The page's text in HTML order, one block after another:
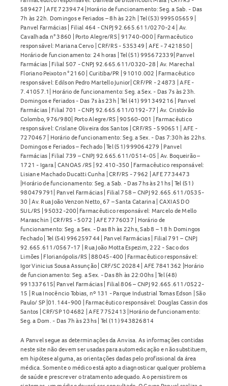
589427 | AFE 7239474 |Horário de funcionamento: Seg. a Sab. - Das
7h às 22h. Domingos e Feriados – 8h às 22h | Tel (53) 999505659 |
Panvel Farmácias | Filial 464 - CNPJ 92.665.611/0270-24 | Av.
Cavalhada n° 3860 | Porto Alegre/RS | 91740-000 | Farmacêutico
responsável: Mariana Cervo | CRF/RS - 535349 | AFE - 7421850 |
Horário de funcionamento: 24 horas | Tel (51) 995672339| Panvel
Farmácias | Filial 507 - CNPJ 92.665.611/0320-28 | Av. Marechal
Floriano Peixoto n° 2160 | Curitiba/PR | 91010.002 | Farmacêutico
responsável: Edilson Pedro Martello Junior| CRF/PR - 24873 | AFE -
7.41057.1| Horário de funcionamento: Seg. a Sex. - Das 7s às 23h.
Domingos e Feriados - Das 7s às 23h | Tel (41) 991349216 | Panvel
Farmácias | Filial 701 - CNPJ 92.665.611/0192-77 | Av. Cristóvão
Colombo, 976/980| Porto Alegre/RS | 90560-001 | Farmacêutico
responsável: Crislane Oliveira dos Santos | CRF/RS - 590651 | AFE -
7270467 | Horário de funcionamento: Seg. a Sex. - Das 7:30h às 22hs.
Domingos e Feriados – Fechado | Tel (51) 999064279 | Panvel
Farmácias | Filial 739 – CNPJ 92.665.611/0514-05 | Av. Boqueirão –
1721 - Igara | CANOAS /RS | 92.410-350 | Farmacêutico responsável:
Lisiane Machado Ducatti Cunha | CRF/RS - 7962 | AFE 7734473
|Horário de funcionamento: Seg. a Sab. - Das 7hs às 21hs | Tel (51)
980479791| Panvel Farmácias | Filial 758 – CNPJ 92.665.611/0535-
30 | Av. Rua João Venzon Netto, 67 – Santa Catarina | CAXIAS DO
SUL/RS | 95032-200| Farmacêutico responsável: Marcelo de Mello
Maraschin | CRF/RS - 5072 | AFE 7776037 | Horário de
funcionamento: Seg. a Sex. - Das 8h às 22hs, Sab 8 – 18 h Domingos
Fechado | Tel (54) 996259744 | Panvel Farmácias | Filial 791 – CNPJ
92.665.611/0567-17 | Rua João Motta Espezim, 222 - Saco dos
Limões | Florianópolis/RS | 88045-400 | Farmacêutico responsável:
Igor Vinicius Sousa Assunção | CRF/SC 20284 | AFE 7841362 |Horário
de funcionamento: Seg. a Sex. - Das 8h às 22:00hs | Tel (48)
991337615| Panvel Farmácias | Filial 806 – CNPJ 92.665.611/0522-
15 | Rua Inocêncio Tobias, nº 131 - Parque Industrial Tomas Edson | São
Paulo/ SP |01.144-900 | Farmacêutico responsável: Douglas Cassin dos
Santos | CRF/SP 104682 | AFE 7752413 |Horário de funcionamento:
Seg. a Dom. - Das 7h às 23hs | Tel (11) 943826814
A Panvel segue as determinações da Anvisa. As informações contidas
neste site não devem ser usadas para automedicação e não substituem,
em hipótese alguma, as orientações dadas pelo profissional da área
médica. Somente o médico está apto a diagnosticar qualquer problema
de saúde e prescrever o tratamento adequado. Ao persistirem os